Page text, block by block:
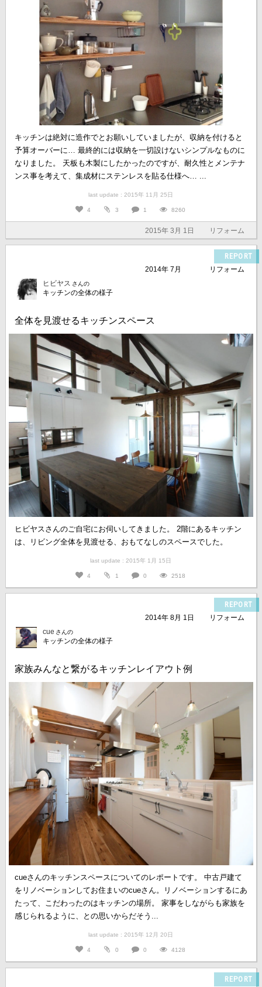
キッチンは絶対に造作でとお願いしていましたが、収納を付けると
予算オーバーに… 最終的には収納を一切設けないシンプルなものに
なりました。 天板も木製にしたかったのですが、耐久性とメンテナ
ンス事を考えて、集成材にステンレスを貼る仕様へ… ...
last update : 2015年 11月 25日
4 3 1 8260
2015年 3月 1日 リフォーム
REPORT
2014年 7月
リフォーム
ヒビヤス さんの
キッチンの全体の様子
全体を見渡せるキッチンスペース
ヒビヤスさんのご自宅にお伺いしてきました。 2階にあるキッチン
は、リビング全体を見渡せる、おもてなしのスペースでした。
last update : 2015年 1月 15日
4 1 0 2518
REPORT
2014年 8月 1日
リフォーム
cue さんの
キッチンの全体の様子
家族みんなと繋がるキッチンレイアウト例
cueさんのキッチンスペースについてのレポートです。 中古戸建て
をリノベーションしてお住まいのcueさん。リノベーションするにあ
たって、こだわったのはキッチンの場所。 家事をしながらも家族を
感じられるように、との思いからだそう...
last update : 2015年 12月 20日
4 0 0 4128
REPORT